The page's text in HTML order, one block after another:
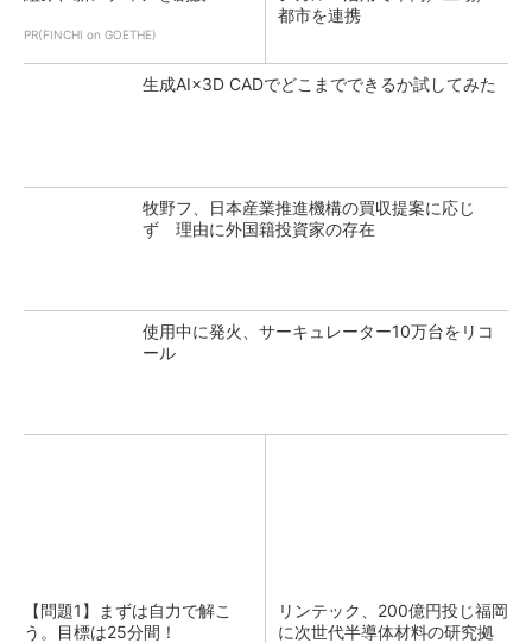
PR(FINCHI on GOETHE)
都市を連携
生成AI×3D CADでどこまでできるか試してみた
牧野フ、日本産業推進機構の買収提案に応じ
ず 理由に外国籍投資家の存在
使用中に発火、サーキュレーター10万台をリコ
ール
【問題1】まずは自力で解こ
う。目標は25分間！
リンテック、200億円投じ福岡
に次世代半導体材料の研究拠